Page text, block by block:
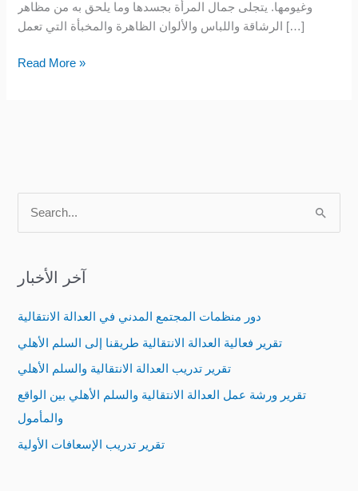
وغيومها. يتجلى جمال المرأة بجسدها وما يلحق به من مظاهر
الرشاقة واللباس والألوان الظاهرة والمخبأة التي تعمل […]
Read More »
r
o
r
:
آخر الأخبار
دور منظمات المجتمع المدني في العدالة الانتقالية
تقرير فعالية العدالة الانتقالية طريقنا إلى السلم الأهلي
تقرير تدريب العدالة الانتقالية والسلم الأهلي
تقرير ورشة عمل العدالة الانتقالية والسلم الأهلي بين الواقع
والمأمول
تقرير تدريب الإسعافات الأولية